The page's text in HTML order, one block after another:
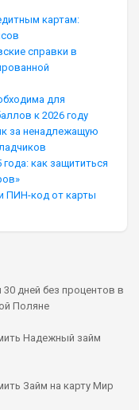
картам:
справки в
для
к 2026 году
за ненадлежащую
как защититься
ПИН-код от карты
дней без процентов в
Поляне
Надежный займ
Займ на карту Мир